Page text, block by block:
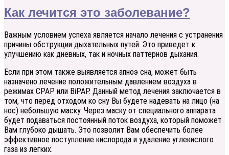
Как лечится это заболевание?
Важным условием успеха является начало лечения с устранения
причины обструкции дыхательных путей. Это приведет к
улучшению как дневных, так и ночных паттернов дыхания.
Если при этом также выявляется апноэ сна, может быть
назначено лечение положительным давлением воздуха в
режимах СРАР или BiPAP. Данный метод лечения заключается в
том, что перед отходом ко сну Вы будете надевать на лицо (на
нос) небольшую маску. Через маску от специального аппарата
будет подаваться постоянный поток воздуха, который поможет
Вам глубоко дышать. Это позволит Вам обеспечить более
эффективное поступление кислорода и удаление углекислого
газа из легких.